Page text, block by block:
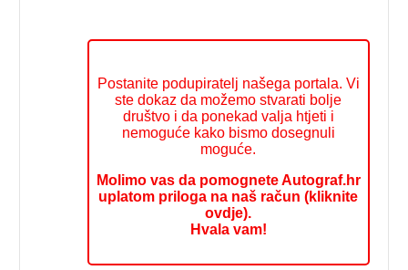
Postanite podupiratelj našega portala. Vi
ste dokaz da možemo stvarati bolje
društvo i da ponekad valja htjeti i
nemoguće kako bismo dosegnuli
moguće.
Molimo vas da pomognete Autograf.hr
uplatom priloga na naš račun (kliknite
ovdje).
Hvala vam!